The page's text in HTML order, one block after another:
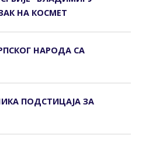
НА КОСМЕТ
НАРОДА СА
ПОДСТИЦАЈА ЗА